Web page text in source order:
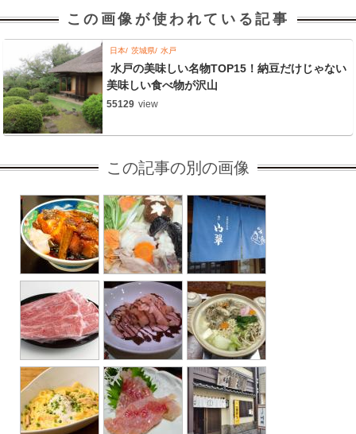
この画像が使われている記事
日本 茨城県 水戸
水戸の美味しい名物TOP15！納豆だけじゃない
美味しい食べ物が沢山
55129 view
この記事の別の画像